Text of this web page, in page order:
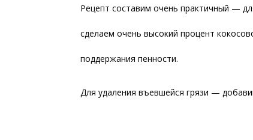
Рецепт составим очень практичный —
сделаем очень высокий процент
поддержания пенности.
Для удаления въевшейся грязи —